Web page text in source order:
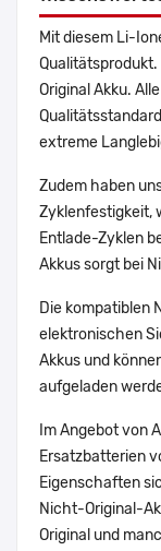
Mit diesem Li-
Qualitätsprodukt.
Original Akku.
extreme
Zudem haben
Zyklenfestigkeit,
Entlade-Zyklen
Akkus sorgt bei
Die kompatiblen
elektronischen
Akkus und
aufgeladen
Im Angebot von
Ersatzbatterien
Eigenschaften
Nicht-Original-
Original und